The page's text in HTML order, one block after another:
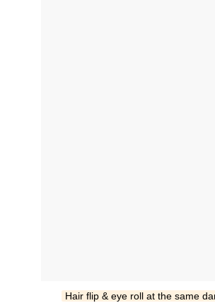
Hair flip & eye roll at the same